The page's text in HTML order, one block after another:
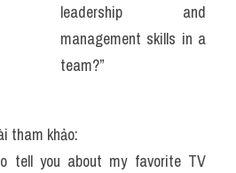
leadership and
management skills in a
team?”
tham khảo:
tell you about my favorite TV